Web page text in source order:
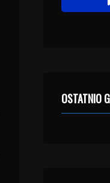
OSTATNIO